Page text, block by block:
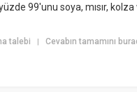
99'unu soya, mısır,
talebi |Cevabın tamamını